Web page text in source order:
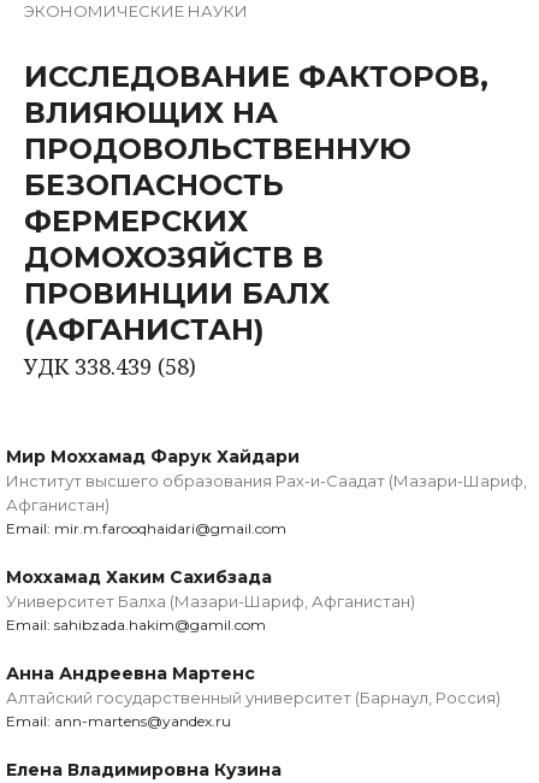
ЭКОНОМИЧЕСКИЕ НАУКИ
ИССЛЕДОВАНИЕ ФАКТОРОВ,
ВЛИЯЮЩИХ НА
ПРОДОВОЛЬСТВЕННУЮ
БЕЗОПАСНОСТЬ
ФЕРМЕРСКИХ
ДОМОХОЗЯЙСТВ В
ПРОВИНЦИИ БАЛХ
(АФГАНИСТАН)
УДК 338.439 (58)
Мир Моххамад Фарук Хайдари
Институт высшего образования Рах-и-Саадат (Мазари-Шариф,
Афганистан)
Email: mir.m.farooqhaidari@gmail.com
Моххамад Хаким Сахибзада
Университет Балха (Мазари-Шариф, Афганистан)
Email: sahibzada.hakim@gamil.com
Анна Андреевна Мартенс
Алтайский государственный университет (Барнаул, Россия)
Email: ann-martens@yandex.ru
Елена Владимировна Кузина